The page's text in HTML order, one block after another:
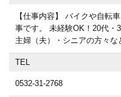
【仕事内容】 バイクや自転
事です。 未経験OK！20代・
主婦（夫）・シニアの方々な
TEL
0532-31-2768